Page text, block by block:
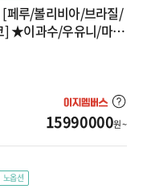
페루/볼리비아/브라질/
] ★이과수/우유니/마추
15990000원 ~
노옵션